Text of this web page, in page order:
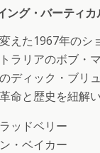
イング・バーティカ
えた1967年のシ
ラリアのボブ・
ディック・ブリ
命と歴史を紐解い
ッドベリー
・ベイカー